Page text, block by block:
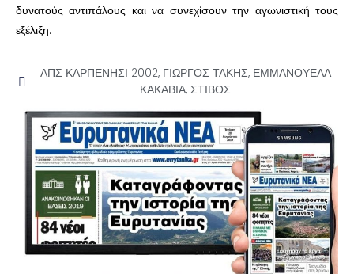
δυνατούς αντιπάλους και να συνεχίσουν την αγωνιστική τους
εξέλιξη.
ΑΠΣ ΚΑΡΠΕΝΗΣΙ 2002, ΓΙΩΡΓΟΣ ΤΑΚΗΣ, ΕΜΜΑΝΟΥΕΛΑ
ΚΑΚΑΒΙΑ, ΣΤΙΒΟΣ